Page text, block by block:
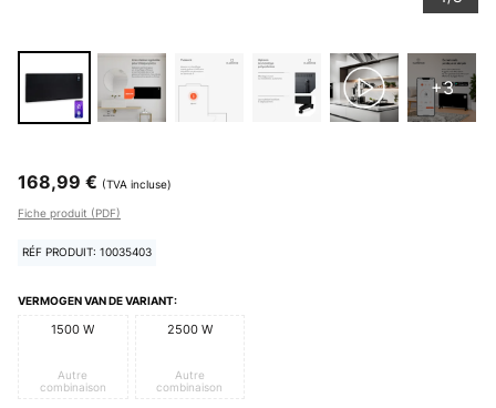
+3
168,99 € (TVA incluse)
Fiche produit (PDF)
RÉF PRODUIT: 10035403
VERMOGEN VAN DE VARIANT:
1500 W
Autre
combinaison
2500 W
Autre
combinaison